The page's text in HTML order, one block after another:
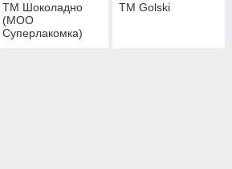
ТМ Шоколадно
(МОО
Суперлакомка)
ТМ Golski